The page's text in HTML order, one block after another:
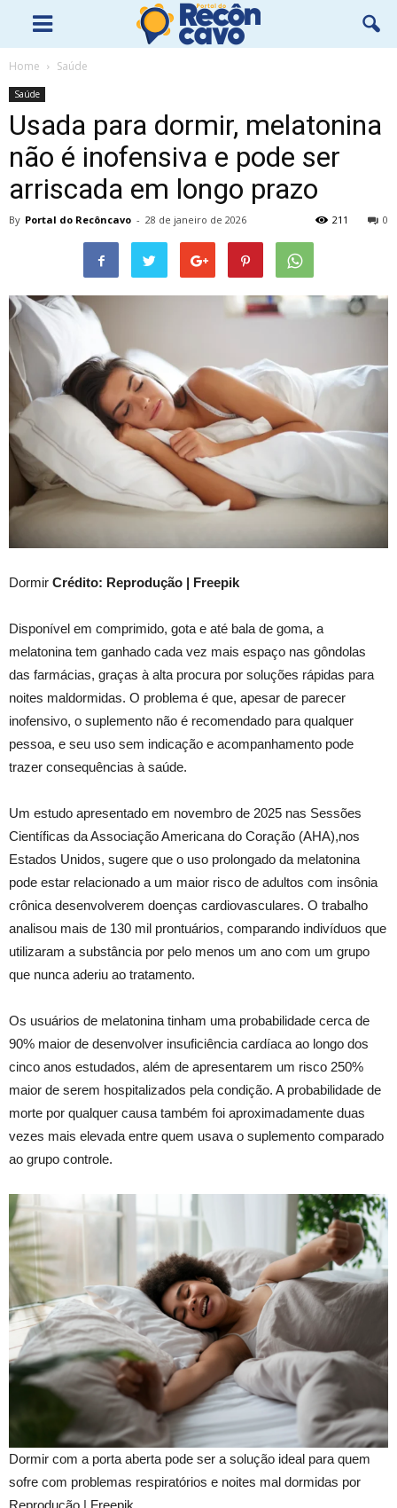
Home Saúde
Saúde
Usada para dormir, melatonina
não é inofensiva e pode ser
arriscada em longo prazo
By Portal do Recôncavo - 28 de janeiro de 2026 0
211
Dormir Crédito: Reprodução | Freepik
Disponível em comprimido, gota e até bala de goma, a
melatonina tem ganhado cada vez mais espaço nas gôndolas
das farmácias, graças à alta procura por soluções rápidas para
noites maldormidas. O problema é que, apesar de parecer
inofensivo, o suplemento não é recomendado para qualquer
pessoa, e seu uso sem indicação e acompanhamento pode
trazer consequências à saúde.
Um estudo apresentado em novembro de 2025 nas Sessões
Científicas da Associação Americana do Coração (AHA),nos
Estados Unidos, sugere que o uso prolongado da melatonina
pode estar relacionado a um maior risco de adultos com insônia
crônica desenvolverem doenças cardiovasculares. O trabalho
analisou mais de 130 mil prontuários, comparando indivíduos que
utilizaram a substância por pelo menos um ano com um grupo
que nunca aderiu ao tratamento.
Os usuários de melatonina tinham uma probabilidade cerca de
90% maior de desenvolver insuficiência cardíaca ao longo dos
cinco anos estudados, além de apresentarem um risco 250%
maior de serem hospitalizados pela condição. A probabilidade de
morte por qualquer causa também foi aproximadamente duas
vezes mais elevada entre quem usava o suplemento comparado
ao grupo controle.
Dormir com a porta aberta pode ser a solução ideal para quem
sofre com problemas respiratórios e noites mal dormidas por
Reprodução | Freepik